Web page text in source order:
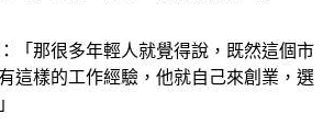
「那很多年輕人就覺得說，既然這個市
這樣的工作經驗，他就自己來創業，選